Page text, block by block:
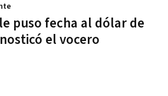
puso fecha al dólar de
el vocero